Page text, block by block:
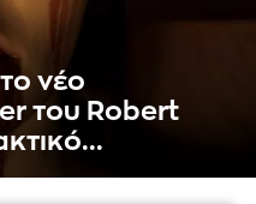
νέο
του Robert